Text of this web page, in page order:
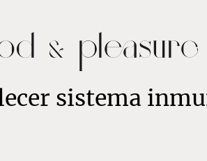
sistema